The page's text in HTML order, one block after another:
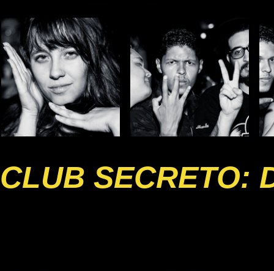
CLUB SECRETO: